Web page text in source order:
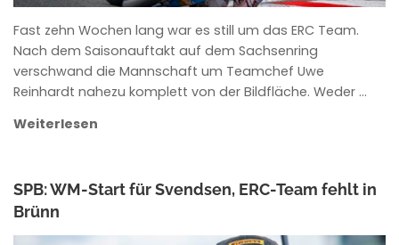
Fast zehn Wochen lang war es still um das ERC Team.
Nach dem Saisonauftakt auf dem Sachsenring
verschwand die Mannschaft um Teamchef Uwe
Reinhardt nahezu komplett von der Bildfläche. Weder …
Weiterlesen
SPB: WM-Start für Svendsen, ERC-Team fehlt in
Brünn